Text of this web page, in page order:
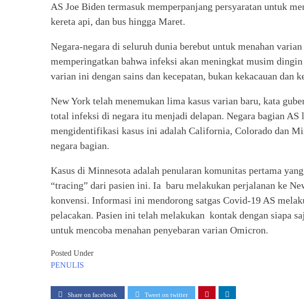
AS Joe Biden termasuk memperpanjang persyaratan untuk
kereta api, dan bus hingga Maret.
Negara-negara di seluruh dunia berebut untuk menahan
memperingatkan bahwa infeksi akan meningkat musim
varian ini dengan sains dan kecepatan, bukan kekacauan dan
New York telah menemukan lima kasus varian baru, kata
total infeksi di negara itu menjadi delapan. Negara bagian AS
mengidentifikasi kasus ini adalah California, Colorado dan
negara bagian.
Kasus di Minnesota adalah penularan komunitas pertama
“tracing” dari pasien ini. Ia baru melakukan perjalanan ke
konvensi. Informasi ini mendorong satgas Covid-19 AS
pelacakan. Pasien ini telah melakukan kontak dengan siapa
untuk mencoba menahan penyebaran varian Omicron.
Posted Under
PENULIS
Share on facebook Tweet on twitter